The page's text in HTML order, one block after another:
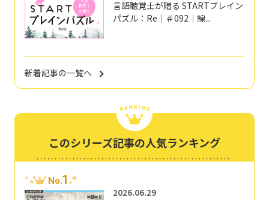
言語聴覚士が贈る STARTブレイン
パズル：Re｜＃092｜線...
新着記事の一覧へ
このシリーズ記事の人気ランキング
No.1
2026.06.29